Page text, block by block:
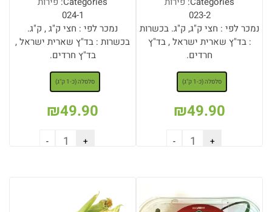
023-2
נמכר לפי : חצי ק"ג, ק"ג. בכשרות
: בד"ץ שארית ישראל , בד"ץ
חרדים.
סלסלה (כ-1 ק"ג)
₪49.90
024-1
נמכר לפי : חצי ק"ג , ק"ג.
בכשרות : בד"ץ שארית ישראל ,
בד"ץ חרדים.
סלסלה (כ-1 ק"ג)
₪49.90